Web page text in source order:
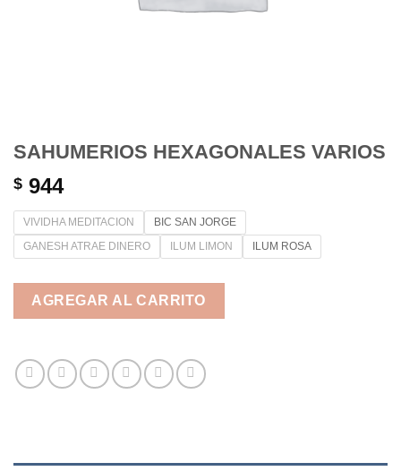
SAHUMERIOS HEXAGONALES VARIOS
$ 944
VIVIDHA MEDITACION
BIC SAN JORGE
GANESH ATRAE DINERO
ILUM LIMON ILUM ROSA
AGREGAR AL CARRITO